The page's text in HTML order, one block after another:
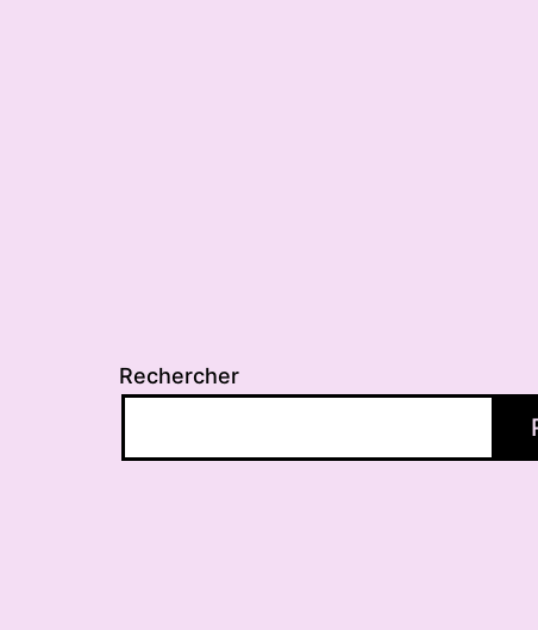
Rechercher